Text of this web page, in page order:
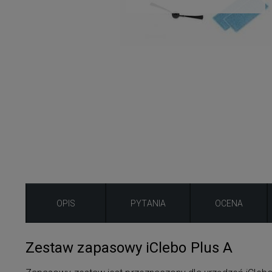
OPIS PYTANIA OCENA
Zestaw zapasowy iClebo Plus A